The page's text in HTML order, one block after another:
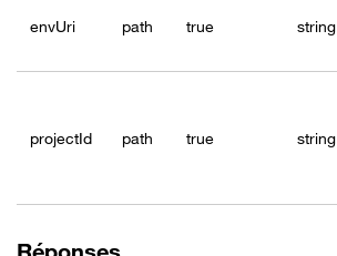
envUri path true string
projectId path true string